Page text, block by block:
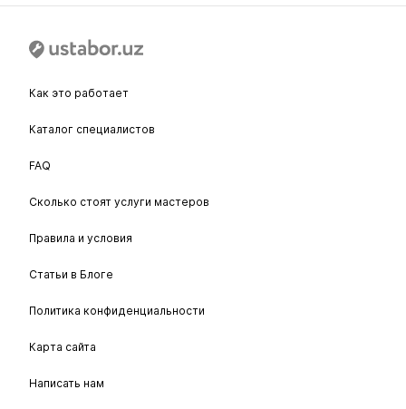
Как это работает
Каталог специалистов
FAQ
Сколько стоят услуги мастеров
Правила и условия
Статьи в Блоге
Политика конфиденциальности
Карта сайта
Написать нам